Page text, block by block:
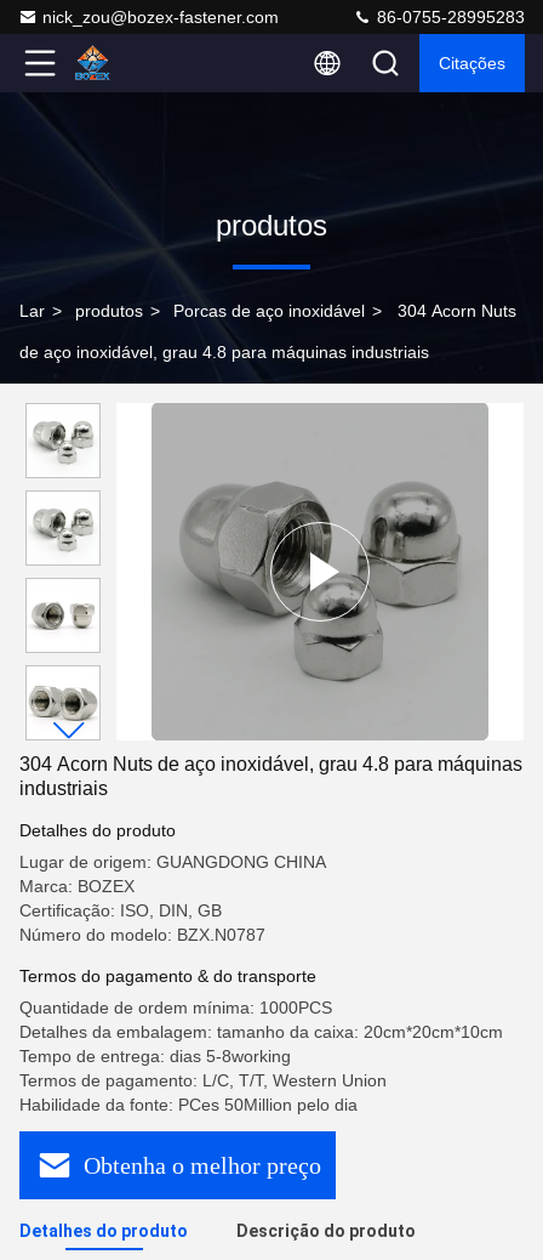
nick_zou@bozex-fastener.com 86-0755-28995283
Citações
produtos
Lar > produtos > Porcas de aço inoxidável > 304 Acorn Nuts
de aço inoxidável, grau 4.8 para máquinas industriais
304 Acorn Nuts de aço inoxidável, grau 4.8 para máquinas
industriais
Detalhes do produto
Lugar de origem: GUANGDONG CHINA
Marca: BOZEX
Certificação: ISO, DIN, GB
Número do modelo: BZX.N0787
Termos do pagamento & do transporte
Quantidade de ordem mínima: 1000PCS
Detalhes da embalagem: tamanho da caixa: 20cm*20cm*10cm
Tempo de entrega: dias 5-8working
Termos de pagamento: L/C, T/T, Western Union
Habilidade da fonte: PCes 50Million pelo dia
Obtenha o melhor preço
Detalhes do produto Descrição do produto